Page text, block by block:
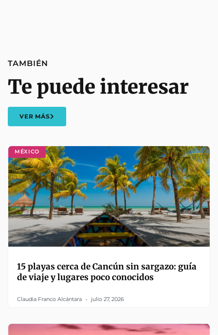
MÉXICO
15 playas cerca de Cancún sin sargazo: guía
de viaje y lugares poco conocidos
Claudia Franco Alcántara julio 27, 2026
TAMBIÉN
Te puede interesar
VER MÁS